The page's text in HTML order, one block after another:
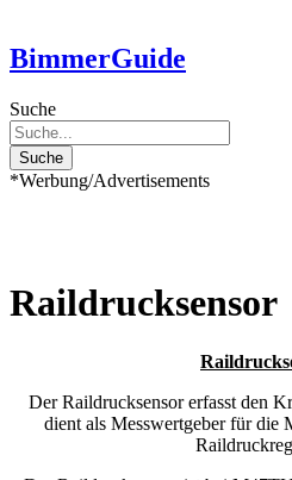
BimmerGuide
Suche
Suche
*Werbung/Advertisements
Raildrucksensor
Der Raildrucksensor erfasst den
dient als Messwertgeber für die